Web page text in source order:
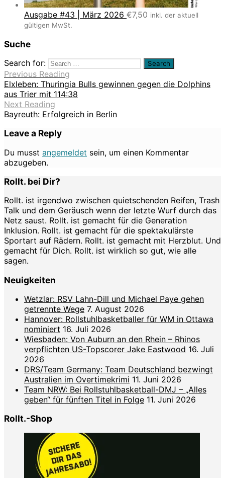
Ausgabe #43 | März 2026 €7,50 inkl. der aktuell
gültigen MwSt.
Suche
Search for:
Previous Reading
Elxleben: Thuringia Bulls gewinnen gegen die Dolphins
aus Trier mit 114:38
Next Reading
Bayreuth: Erfolgreich in Berlin
Leave a Reply
Du musst angemeldet sein, um einen Kommentar
abzugeben.
Rollt. bei Dir?
Rollt. ist irgendwo zwischen quietschenden Reifen, Trash
Talk und dem Geräusch wenn der letzte Wurf durch das
Netz saust. Rollt. ist gemacht für die Generation
Inklusion. Rollt. ist gemacht für die spektakulärste
Sportart auf Rädern. Rollt. ist gemacht mit Herzblut. Und
gemacht für Dich. Rollt. ist wirklich so gut, wie alle
sagen.
Neuigkeiten
Wetzlar: RSV Lahn-Dill und Michael Paye gehen
getrennte Wege 7. August 2026
Hannover: Rollstuhlbasketballer für WM in Ottawa
nominiert 16. Juli 2026
Wiesbaden: Von Auburn an den Rhein – Rhinos
verpflichten US-Topscorer Jake Eastwood 16. Juli
2026
DRS/Team Germany: Team Deutschland bezwingt
Australien im Overtimekrimi 11. Juni 2026
Team NRW: Bei Rollstuhlbasketball-DMJ – „Alles
geben“ für fünften Titel in Folge 11. Juni 2026
Rollt.-Shop